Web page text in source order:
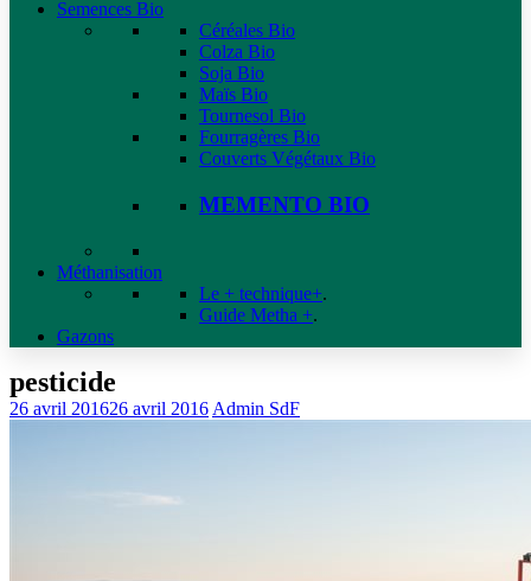
Semences Bio
Céréales Bio
Colza Bio
Soja Bio
Maïs Bio
Tournesol Bio
Fourragères Bio
Couverts Végétaux Bio
MEMENTO BIO
Méthanisation
Le + technique+.
Guide Metha +.
Gazons
pesticide
26 avril 201626 avril 2016 Admin SdF